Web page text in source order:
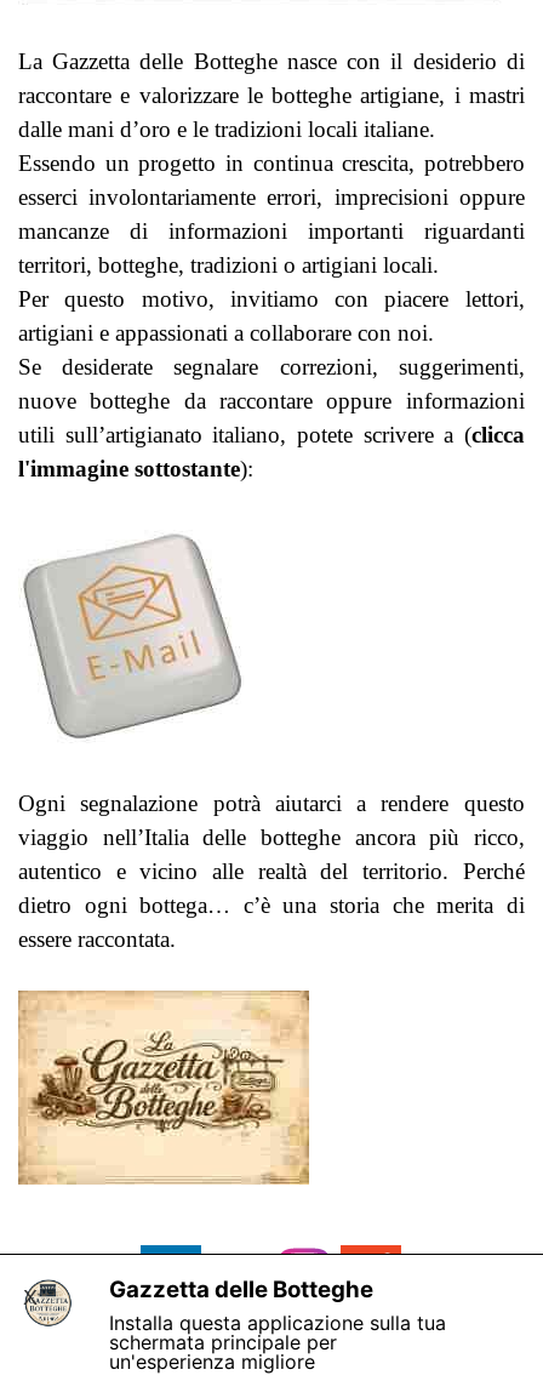
La Gazzetta delle Botteghe nasce con il desiderio di
raccontare e valorizzare le botteghe artigiane, i mastri
dalle mani d’oro e le tradizioni locali italiane.
Essendo un progetto in continua crescita, potrebbero
esserci involontariamente errori, imprecisioni oppure
mancanze di informazioni importanti riguardanti
territori, botteghe, tradizioni o artigiani locali.
Per questo motivo, invitiamo con piacere lettori,
artigiani e appassionati a collaborare con noi.
Se desiderate segnalare correzioni, suggerimenti,
nuove botteghe da raccontare oppure informazioni
utili sull’artigianato italiano, potete scrivere a (clicca
l'immagine sottostante):
Ogni segnalazione potrà aiutarci a rendere questo
viaggio nell’Italia delle botteghe ancora più ricco,
autentico e vicino alle realtà del territorio. Perché
dietro ogni bottega… c’è una storia che merita di
essere raccontata.
Gazzetta delle Botteghe
Installa questa applicazione sulla tua
schermata principale per
un'esperienza migliore
X